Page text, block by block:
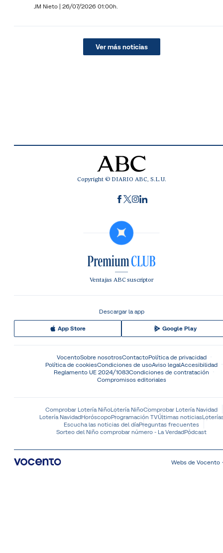
JM Nieto | 26/07/2026 01:00h.
Ver más noticias
Copyright © DIARIO ABC, S.L.U.
Ventajas ABC suscriptor
Descargar la app
App Store Google Play
VocentoSobre nosotrosContactoPolítica de privacidad
Política de cookiesCondiciones de usoAviso legalAccesibilidad
Reglamento UE 2024/1083Condiciones de contratación
Compromisos editoriales
Comprobar Lotería NiñoLotería NiñoComprobar Lotería Navidad
Lotería NavidadHoróscopoProgramación TVÚltimas noticias
Escucha las noticias del díaPreguntas frecuentes
Sorteo del Niño comprobar número - La VerdadPódcast
Webs de Vocento